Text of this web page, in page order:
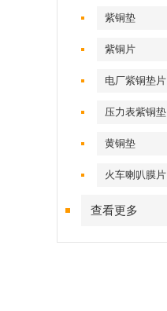
紫铜垫
紫铜片
电厂紫铜垫片
压力表紫铜垫
黄铜垫
火车喇叭膜片
查看更多